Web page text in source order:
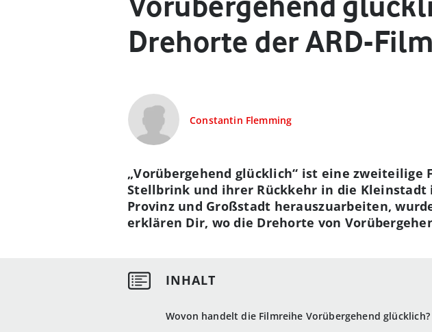
Drehorte der ARD-
Constantin Flemming
Wovon handelt die Filmreihe Vorübergehend glücklich?
„Vorübergehend glücklich“ ist eine
Stellbrink und ihrer Rückkehr in die Kleinstadt
Provinz und Großstadt herauszuarbeiten,
erklären Dir, wo die Drehorte von